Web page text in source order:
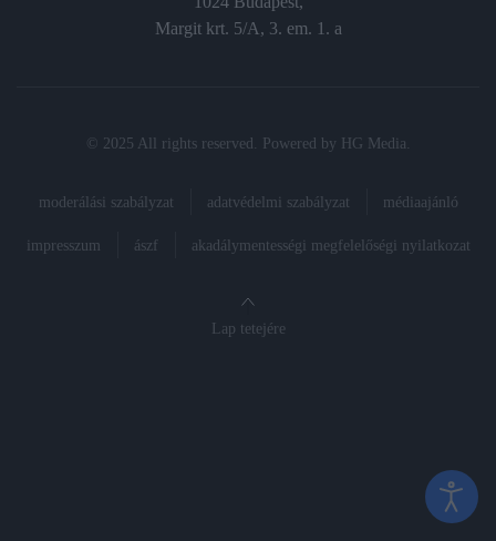
Margit krt. 5/A, 3. em. 1. a
© 2025 All rights reserved. Powered by HG Media
moderálási szabályzat adatvédelmi szabályzat médiaajánló
impresszum ászf akadálymentességi megfelelőségi nyilatkozat
Lap tetejére